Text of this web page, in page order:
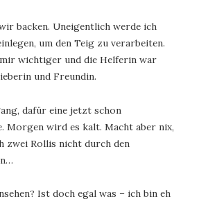
backen. Uneigentlich werde ich
um den Teig zu verarbeiten.
wichtiger und die Helferin war
und Freundin.
dafür eine jetzt schon
Morgen wird es kalt. Macht aber nix,
zwei Rollis nicht durch den
Ist doch egal was – ich bin eh